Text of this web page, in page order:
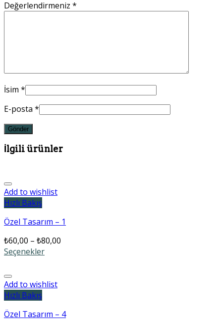
Değerlendirmeniz *
İsim *
E-posta *
İlgili ürünler
Add to wishlist
Hızlı Bakış
Özel Tasarım – 1
₺60,00 – ₺80,00
Seçenekler
Add to wishlist
Hızlı Bakış
Özel Tasarım – 4